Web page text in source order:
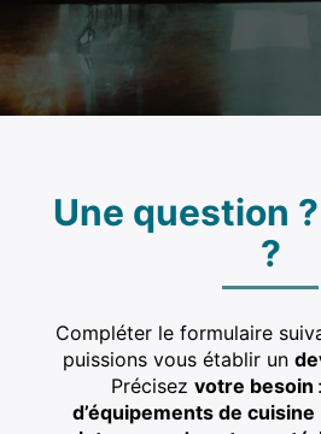
Une question
?
Compléter le formulaire
puissions vous établir un
Précisez votre besoin :
d’équipements de cuisine
Dépannage grill professionnel
Dépannage piano de